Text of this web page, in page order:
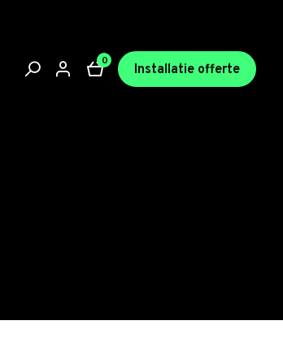
0
Installatie offerte